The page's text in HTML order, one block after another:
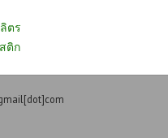
ตร
ติก